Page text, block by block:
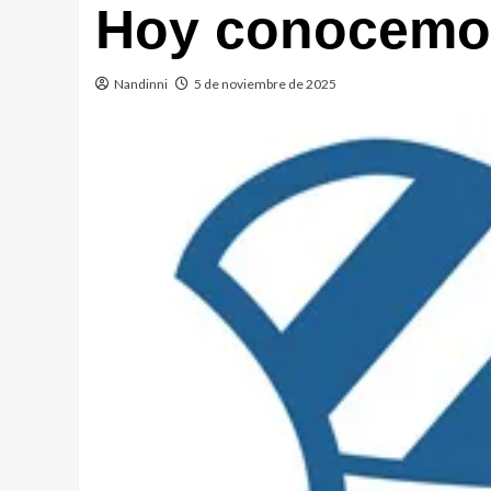
Hoy
Nandinni 5 de noviembre de 2025